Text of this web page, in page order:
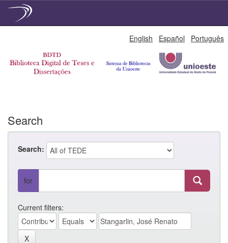
English Español Português
Search
Search:
for
Current filters: